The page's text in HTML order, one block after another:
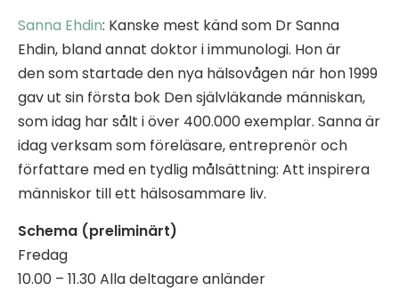
Sanna Ehdin: Kanske mest känd som Dr Sanna
Ehdin, bland annat doktor i immunologi. Hon är
den som startade den nya hälsovågen när hon 1999
gav ut sin första bok Den självläkande människan,
som idag har sålt i över 400.000 exemplar. Sanna är
idag verksam som föreläsare, entreprenör och
författare med en tydlig målsättning: Att inspirera
människor till ett hälsosammare liv.
Schema (preliminärt)
Fredag
10.00 – 11.30 Alla deltagare anländer